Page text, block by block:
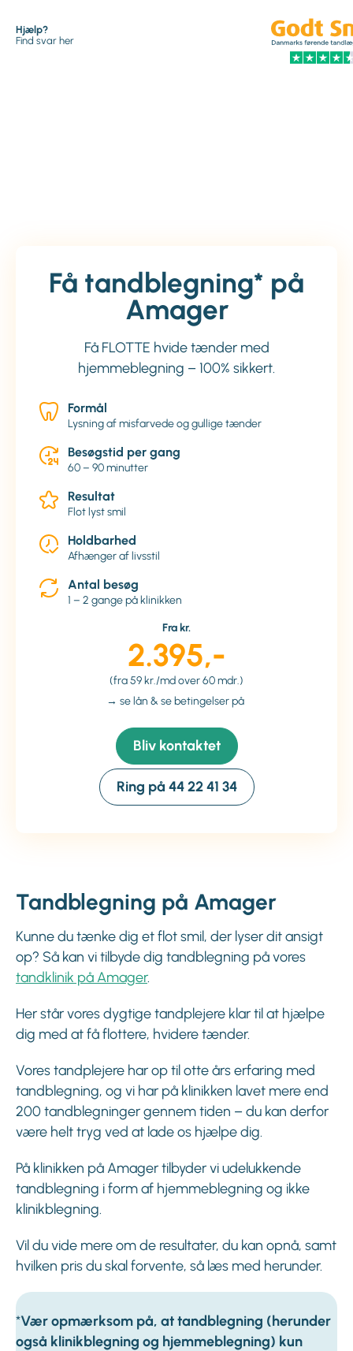
Hjælp?
Find svar her
Få tandblegning* på
Amager
Få FLOTTE hvide tænder med
hjemmeblegning – 100% sikkert.
Formål
Lysning af misfarvede og gullige tænder
Besøgstid per gang
60 – 90 minutter
Resultat
Flot lyst smil
Holdbarhed
Afhænger af livsstil
Antal besøg
1 – 2 gange på klinikken
Fra kr.
2.395,-
(fra 59 kr./md over 60 mdr.)
→ se lån & se betingelser på
Bliv kontaktet
Ring på 44 22 41 34
Tandblegning på Amager
Kunne du tænke dig et flot smil, der lyser dit ansigt
op? Så kan vi tilbyde dig tandblegning på vores
tandklinik på Amager.
Her står vores dygtige tandplejere klar til at hjælpe
dig med at få flottere, hvidere tænder.
Vores tandplejere har op til otte års erfaring med
tandblegning, og vi har på klinikken lavet mere end
200 tandblegninger gennem tiden – du kan derfor
være helt tryg ved at lade os hjælpe dig.
På klinikken på Amager tilbyder vi udelukkende
tandblegning i form af hjemmeblegning og ikke
klinikblegning.
Vil du vide mere om de resultater, du kan opnå, samt
hvilken pris du skal forvente, så læs med herunder.
*Vær opmærksom på, at tandblegning (herunder
også klinikblegning og hjemmeblegning) kun